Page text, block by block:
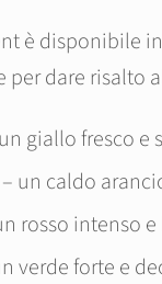
è
dare risalto
giallo fresco e
un caldo
rosso intenso
verde forte e